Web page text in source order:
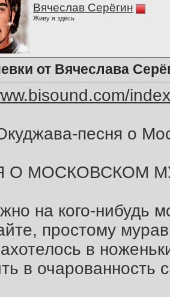
Вячеслав Серёгин
Живу я здесь
от Вячеслава
песня о
О МОСКОВСКОМ
на кого-нибудь
простому
в
в очарованность